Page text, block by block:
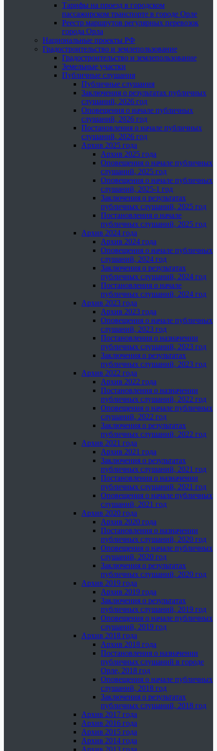
Тарифы на проезд в городском
пассажирском транспорте в городе Орле
Реестр маршрутов регулярных перевозок
города Орла
Национальные проекты РФ
Градостроительство и землепользование
Градостроительство и землепользование
Земельные участки
Публичные слушания
Публичные слушания
Заключения о результатах публичных
слушаний, 2026 год
Оповещения о начале публичных
слушаний, 2026 год
Постановления о начале публичных
слушаний, 2026 год
Архив 2025 года
Архив 2025 года
Оповещения о начале публичных
слушаний, 2025 год
Оповещения о начале публичных
слушаний, 2025-1 год
Заключения о результатах
публичных слушаний, 2025 год
Постановления о начале
публичных слушаний, 2025 год
Архив 2024 года
Архив 2024 года
Оповещения о начале публичных
слушаний, 2024 год
Заключения о результатах
публичных слушаний, 2024 год
Постановления о начале
публичных слушаний, 2024 год
Архив 2023 года
Архив 2023 года
Оповещения о начале публичных
слушаний, 2023 год
Постановления о назначении
публичных слушаний, 2023 год
Заключения о результатах
публичных слушаний, 2023 год
Архив 2022 года
Архив 2022 года
Постановления о назначении
публичных слушаний, 2022 год
Оповещения о начале публичных
слушаний, 2022 год
Заключения о результатах
публичных слушаний, 2022 год
Архив 2021 года
Архив 2021 года
Заключения о результатах
публичных слушаний, 2021 год
Постановления о назначении
публичных слушаний, 2021 год
Оповещения о начале публичных
слушаний, 2021 год
Архив 2020 года
Архив 2020 года
Постановления о назначении
публичных слушаний, 2020 год
Оповещения о начале публичных
слушаний, 2020 год
Заключения о результатах
публичных слушаний, 2020 год
Архив 2019 года
Архив 2019 года
Заключения о результатах
публичных слушаний, 2019 год
Оповещения о начале публичных
слушаний, 2019 год
Архив 2018 года
Архив 2018 года
Постановления о назначении
публичных слушаний в городе
Орле, 2018 год
Оповещения о начале публичных
слушаний, 2018 год
Заключения о результатах
публичных слушаний, 2018 год
Архив 2017 года
Архив 2016 года
Архив 2015 года
Архив 2014 года
Архив 2013 года